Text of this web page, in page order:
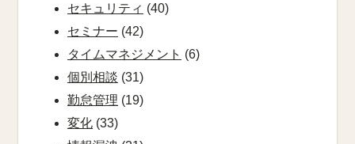
セキュリティ (40)
セミナー (42)
タイムマネジメント (6)
個別相談 (31)
勤怠管理 (19)
変化 (33)